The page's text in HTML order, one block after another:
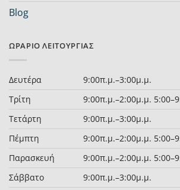
Blog
ΩΡΆΡΙΟ ΛΕΙΤΟΥΡΓΊΑΣ
Δευτέρα
9:00π.μ.–3:00μ.μ.
Τρίτη
9:00π.μ.–2:00μ.μ.
Τετάρτη
9:00π.μ.–3:00μ.μ.
Πέμπτη
9:00π.μ.–2:00μ.μ.
Παρασκευή
9:00π.μ.–2:00μ.μ.
Σάββατο
9:00π.μ.–3:00μ.μ.